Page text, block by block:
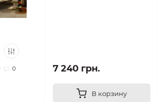
0 7 240 грн.
В корзину